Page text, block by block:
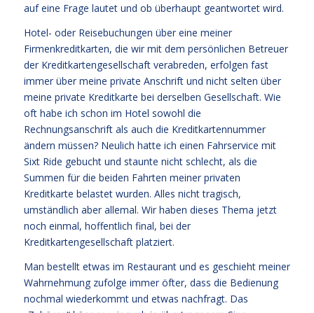
auf eine Frage lautet und ob überhaupt geantwortet wird.
Hotel- oder Reisebuchungen über eine meiner
Firmenkreditkarten, die wir mit dem persönlichen Betreuer
der Kreditkartengesellschaft verabreden, erfolgen fast
immer über meine private Anschrift und nicht selten über
meine private Kreditkarte bei derselben Gesellschaft. Wie
oft habe ich schon im Hotel sowohl die
Rechnungsanschrift als auch die Kreditkartennummer
ändern müssen? Neulich hatte ich einen Fahrservice mit
Sixt Ride gebucht und staunte nicht schlecht, als die
Summen für die beiden Fahrten meiner privaten
Kreditkarte belastet wurden. Alles nicht tragisch,
umständlich aber allemal. Wir haben dieses Thema jetzt
noch einmal, hoffentlich final, bei der
Kreditkartengesellschaft platziert.
Man bestellt etwas im Restaurant und es geschieht meiner
Wahrnehmung zufolge immer öfter, dass die Bedienung
nochmal wiederkommt und etwas nachfragt. Das